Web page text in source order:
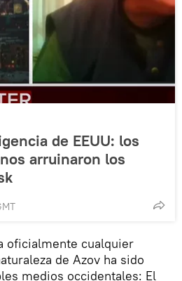
de EEUU: los
arruinaron los
oficialmente cualquier
de Azov ha sido
medios occidentales: El